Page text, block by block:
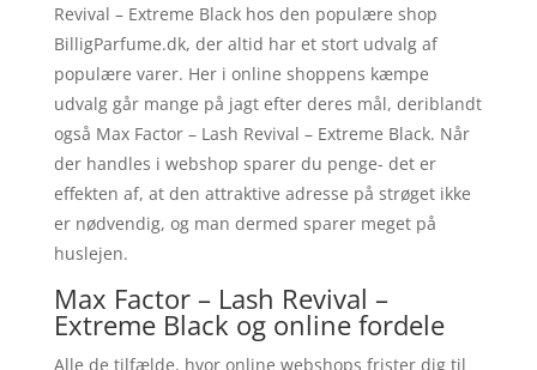
Revival – Extreme Black hos den populære shop
BilligParfume.dk, der altid har et stort udvalg af
populære varer. Her i online shoppens kæmpe
udvalg går mange på jagt efter deres mål, deriblandt
også Max Factor – Lash Revival – Extreme Black. Når
der handles i webshop sparer du penge- det er
effekten af, at den attraktive adresse på strøget ikke
er nødvendig, og man dermed sparer meget på
huslejen.
Max Factor – Lash Revival –
Extreme Black og online fordele
Alle de tilfælde, hvor online webshops frister dig til